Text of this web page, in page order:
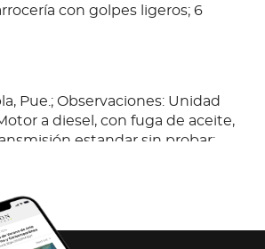
con golpes ligeros; 6
Pue.; Observaciones: Unidad
a diesel, con fuga de aceite,
estandar sin probar;
; chasis en buen estado con
con golpes ligeros; 6